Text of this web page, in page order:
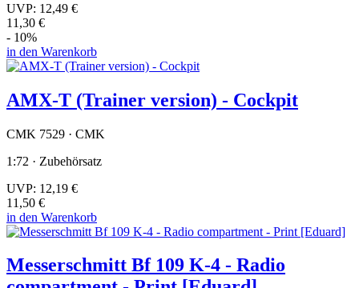
UVP: 12,49 €
11,30 €
- 10%
in den Warenkorb
AMX-T (Trainer version) - Cockpit
CMK 7529 · CMK
1:72 · Zubehörsatz
UVP: 12,19 €
11,50 €
in den Warenkorb
Messerschmitt Bf 109 K-4 - Radio